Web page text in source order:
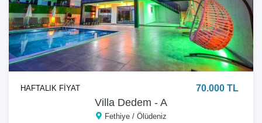
Villa Dedem - A
Fethiye / Ölüdeniz
HAFTALIK FİYAT 70.000 TL